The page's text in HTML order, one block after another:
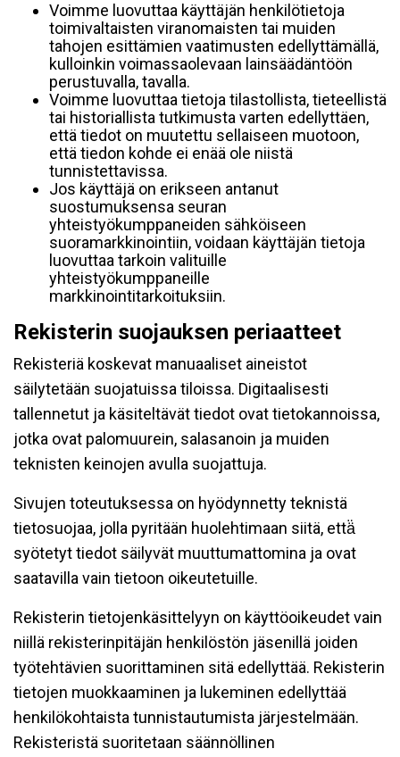
Voimme luovuttaa käyttäjän henkilötietoja
toimivaltaisten viranomaisten tai muiden
tahojen esittämien vaatimusten edellyttämällä,
kulloinkin voimassaolevaan lainsäädäntöön
perustuvalla, tavalla.
Voimme luovuttaa tietoja tilastollista, tieteellistä
tai historiallista tutkimusta varten edellyttäen,
että tiedot on muutettu sellaiseen muotoon,
että tiedon kohde ei enää ole niistä
tunnistettavissa.
Jos käyttäjä on erikseen antanut
suostumuksensa seuran
yhteistyökumppaneiden sähköiseen
suoramarkkinointiin, voidaan käyttäjän tietoja
luovuttaa tarkoin valituille
yhteistyökumppaneille
markkinointitarkoituksiin.
Rekisterin suojauksen periaatteet
Rekisteriä koskevat manuaaliset aineistot
säilytetään suojatuissa tiloissa. Digitaalisesti
tallennetut ja käsiteltävät tiedot ovat tietokannoissa,
jotka ovat palomuurein, salasanoin ja muiden
teknisten keinojen avulla suojattuja.
Sivujen toteutuksessa on hyödynnetty teknistä
tietosuojaa, jolla pyritään huolehtimaan siitä, että̈
syötetyt tiedot säilyvät muuttumattomina ja ovat
saatavilla vain tietoon oikeutetuille.
Rekisterin tietojenkäsittelyyn on käyttöoikeudet vain
niillä rekisterinpitäjän henkilöstön jäsenillä joiden
työtehtävien suorittaminen sitä edellyttää. Rekisterin
tietojen muokkaaminen ja lukeminen edellyttää
henkilökohtaista tunnistautumista järjestelmään.
Rekisteristä suoritetaan säännöllinen